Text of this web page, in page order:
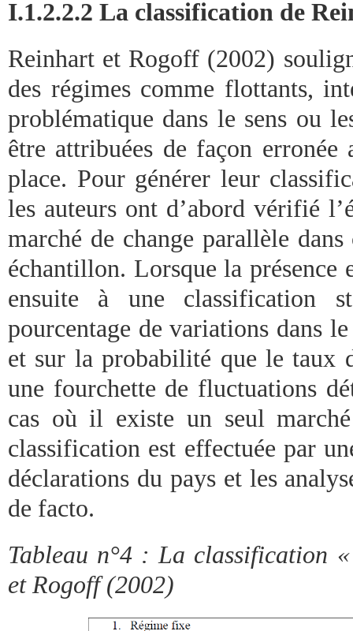
I.1.2.2.2 La classification de
Reinhart et Rogoff (2002)
des régimes comme flottants,
problématique dans le sens ou
être attribuées de façon erronée
place. Pour générer leur
les auteurs ont d’abord vérifié
marché de change parallèle
échantillon. Lorsque la présence
ensuite à une classification
pourcentage de variations dans
et sur la probabilité que le taux
une fourchette de fluctuations
cas où il existe un seul
classification est effectuée par
déclarations du pays et les
de facto.
Tableau n°4 : La classification
et Rogoff (2002)